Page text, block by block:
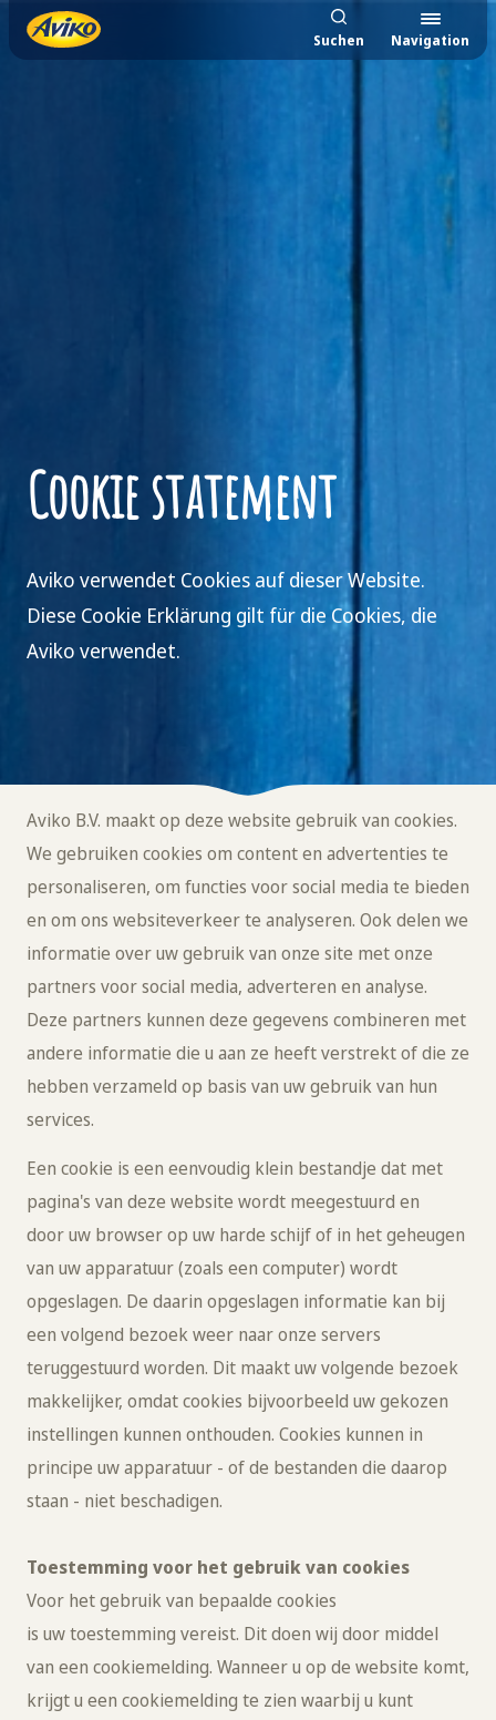
Suchen Navigation
Cookie statement
Aviko verwendet Cookies auf dieser Website.
Diese Cookie Erklärung gilt für die Cookies, die
Aviko verwendet.
Aviko B.V. maakt op deze website gebruik van cookies.
We gebruiken cookies om content en advertenties te
personaliseren, om functies voor social media te bieden
en om ons websiteverkeer te analyseren. Ook delen we
informatie over uw gebruik van onze site met onze
partners voor social media, adverteren en analyse.
Deze partners kunnen deze gegevens combineren met
andere informatie die u aan ze heeft verstrekt of die ze
hebben verzameld op basis van uw gebruik van hun
services.
Een cookie is een eenvoudig klein bestandje dat met
pagina's van deze website wordt meegestuurd en
door uw browser op uw harde schijf of in het geheugen
van uw apparatuur (zoals een computer) wordt
opgeslagen. De daarin opgeslagen informatie kan bij
een volgend bezoek weer naar onze servers
teruggestuurd worden. Dit maakt uw volgende bezoek
makkelijker, omdat cookies bijvoorbeeld uw gekozen
instellingen kunnen onthouden. Cookies kunnen in
principe uw apparatuur - of de bestanden die daarop
staan - niet beschadigen.
Toestemming voor het gebruik van cookies
Voor het gebruik van bepaalde cookies
is uw toestemming vereist. Dit doen wij door middel
van een cookiemelding. Wanneer u op de website komt,
krijgt u een cookiemelding te zien waarbij u kunt